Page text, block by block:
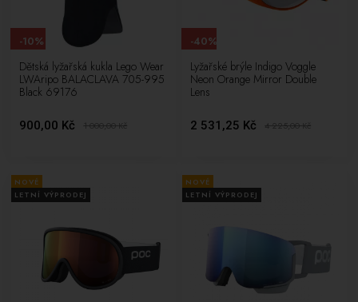
Dětská lyžařská kukla Lego Wear
LWAripo BALACLAVA 705-995
Black 69176
900,00 Kč 1 000,00Kč
-10%
Lyžařské brýle Indigo Voggle
Neon Orange Mirror Double
Lens
2 531,25 Kč 4 225,00Kč
-40%
NOVÉ
LETNÍ VÝPRODEJ
NOVÉ
LETNÍ VÝPRODEJ